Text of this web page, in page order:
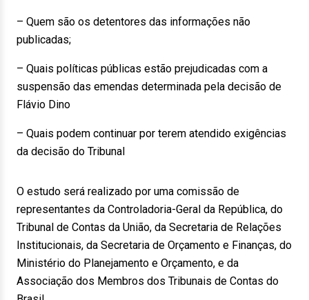
– Quem são os detentores das informações não
publicadas;
– Quais políticas públicas estão prejudicadas com a
suspensão das emendas determinada pela decisão de
Flávio Dino
– Quais podem continuar por terem atendido exigências
da decisão do Tribunal
O estudo será realizado por uma comissão de
representantes da Controladoria-Geral da República, do
Tribunal de Contas da União, da Secretaria de Relações
Institucionais, da Secretaria de Orçamento e Finanças, do
Ministério do Planejamento e Orçamento, e da
Associação dos Membros dos Tribunais de Contas do